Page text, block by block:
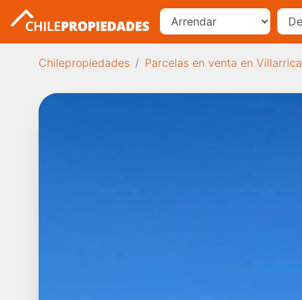
Chilepropiedades Parcelas en venta en Villarrica